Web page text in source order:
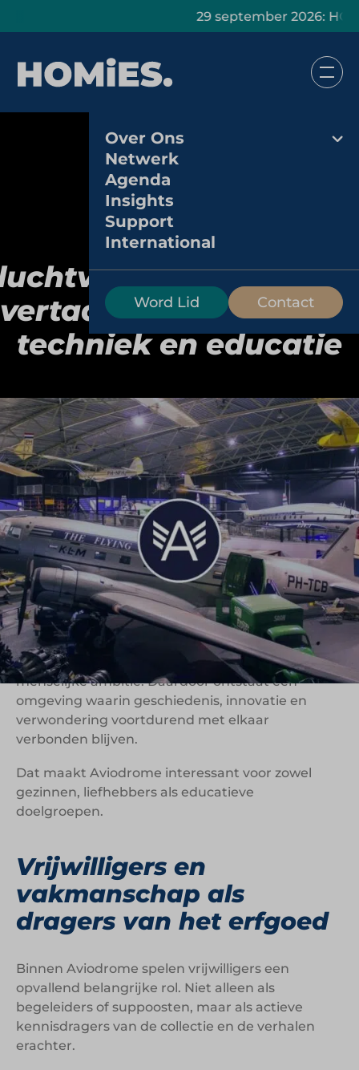
29 september 2026: HOMiES
Over Ons
Netwerk
Agenda
Insights
Support
International
Word Lid Contact
Aviodrome:
vertaald naar beleving,
techniek en educatie
Aviodrome brengt de wereld van de luchtvaart
samen in een formule waarin erfgoed, techniek
en beleving elkaar versterken. Vanuit een
collectie van historische vliegtuigen en verhalen
over pioniers en innovatie probeert de organisatie
bezoekers niet alleen te laten kijken naar
luchtvaartgeschiedenis, maar deze ook actief te
laten ervaren en begrijpen.
Wat Aviodrome sterk maakt, is dat het museum
luchtvaart niet benadert als statische collectie,
maar als verhaal over ontwikkeling, techniek en
menselijke ambitie. Daardoor ontstaat een
omgeving waarin geschiedenis, innovatie en
verwondering voortdurend met elkaar
verbonden blijven.
Dat maakt Aviodrome interessant voor zowel
gezinnen, liefhebbers als educatieve
doelgroepen.
Vrijwilligers en
vakmanschap als
dragers van het erfgoed
Binnen Aviodrome spelen vrijwilligers een
opvallend belangrijke rol. Niet alleen als
begeleiders of suppoosten, maar als actieve
kennisdragers van de collectie en de verhalen
erachter.